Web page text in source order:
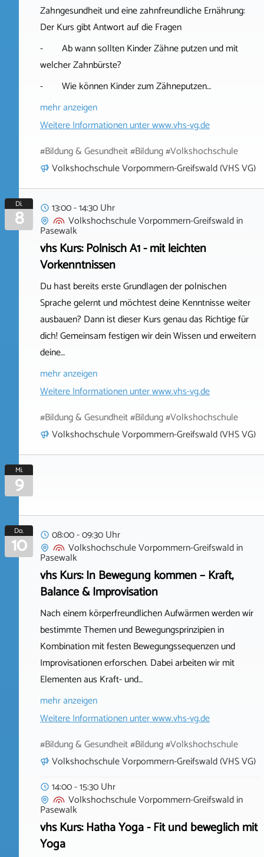
Zahngesundheit und eine zahnfreundliche Ernährung:
Der Kurs gibt Antwort auf die Fragen
- Ab wann sollten Kinder Zähne putzen und mit
welcher Zahnbürste?
- Wie können Kinder zum Zähneputzen…
mehr anzeigen
Weitere Informationen unterwww.vhs-vg.de
#Bildung & Gesundheit #Bildung #Volkshochschule
Volkshochschule Vorpommern-Greifswald (VHS VG)
Di.
8
13:00 - 14:30 Uhr
Volkshochschule Vorpommern-Greifswaldin
Pasewalk
vhs Kurs: Polnisch A1 - mit leichten
Vorkenntnissen
Du hast bereits erste Grundlagen der polnischen
Sprache gelernt und möchtest deine Kenntnisse weiter
ausbauen? Dann ist dieser Kurs genau das Richtige für
dich! Gemeinsam festigen wir dein Wissen und erweitern
deine…
mehr anzeigen
Weitere Informationen unterwww.vhs-vg.de
#Bildung & Gesundheit #Bildung #Volkshochschule
Volkshochschule Vorpommern-Greifswald (VHS VG)
Mi.
9
Do.
10
08:00 - 09:30 Uhr
Volkshochschule Vorpommern-Greifswaldin
Pasewalk
vhs Kurs: In Bewegung kommen – Kraft,
Balance & Improvisation
Nach einem körperfreundlichen Aufwärmen werden wir
bestimmte Themen und Bewegungsprinzipien in
Kombination mit festen Bewegungssequenzen und
Improvisationen erforschen. Dabei arbeiten wir mit
Elementen aus Kraft- und…
mehr anzeigen
Weitere Informationen unterwww.vhs-vg.de
#Bildung & Gesundheit #Bildung #Volkshochschule
Volkshochschule Vorpommern-Greifswald (VHS VG)
14:00 - 15:30 Uhr
Volkshochschule Vorpommern-Greifswaldin
Pasewalk
vhs Kurs: Hatha Yoga - Fit und beweglich mit
Yoga